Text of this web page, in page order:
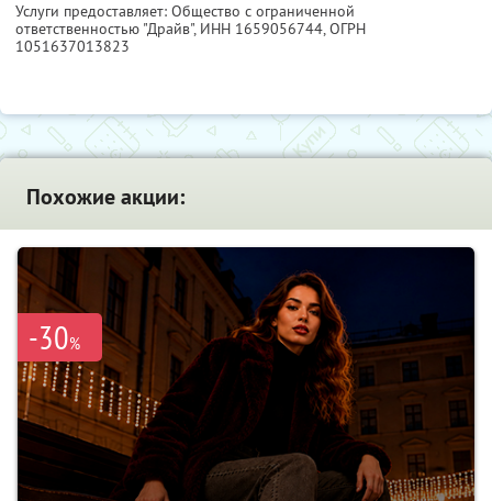
Услуги предоставляет: Общество с ограниченной
ответственностью "Драйв", ИНН 1659056744, ОГРН
1051637013823
Похожие акции:
-30%